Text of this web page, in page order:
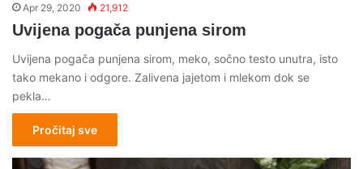
Apr 29, 2020 21,912
Uvijena pogača punjena sirom
Uvijena pogača punjena sirom, meko, sočno testo unutra, isto
tako mekano i odgore. Zalivena jajetom i mlekom dok se
pekla…
Pročitaj sve